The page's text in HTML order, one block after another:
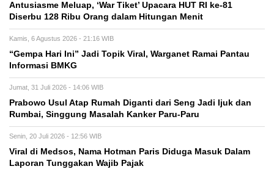
Antusiasme Meluap, ‘War Tiket’ Upacara HUT RI ke-81
Diserbu 128 Ribu Orang dalam Hitungan Menit
Kamis, 6 Agustus 2026 - 21:16 WIB
“Gempa Hari Ini” Jadi Topik Viral, Warganet Ramai Pantau
Informasi BMKG
Jumat, 31 Juli 2026 - 14:06 WIB
Prabowo Usul Atap Rumah Diganti dari Seng Jadi Ijuk dan
Rumbai, Singgung Masalah Kanker Paru-Paru
Senin, 20 Juli 2026 - 12:56 WIB
Viral di Medsos, Nama Hotman Paris Diduga Masuk Dalam
Laporan Tunggakan Wajib Pajak